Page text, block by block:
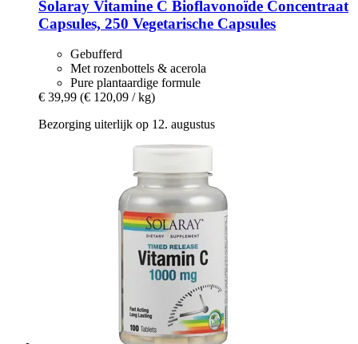
Solaray Vitamine C Bioflavonoïde Concentraat
Capsules, 250 Vegetarische Capsules
Gebufferd
Met rozenbottels & acerola
Pure plantaardige formule
€ 39,99 (€ 120,09 / kg)
Bezorging uiterlijk op 12. augustus